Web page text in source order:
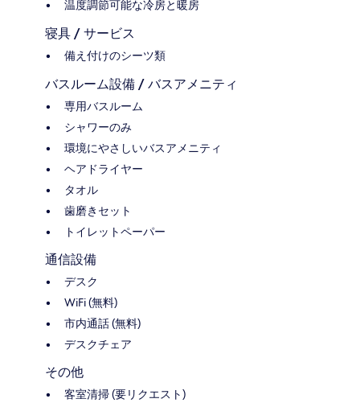
温度調節可能な冷房と暖房
寝具 / サービス
備え付けのシーツ類
バスルーム設備 / バスアメニティ
専用バスルーム
シャワーのみ
環境にやさしいバスアメニティ
ヘアドライヤー
タオル
歯磨きセット
トイレットペーパー
通信設備
デスク
WiFi (無料)
市内通話 (無料)
デスクチェア
その他
客室清掃 (要リクエスト)